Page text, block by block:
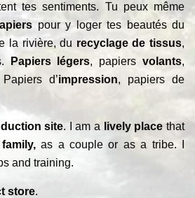
tes sentiments. Tu peux même
pour y loger tes beautés du
la rivière, du recyclage de tissus,
Papiers légers, papiersvolants,
d’impression, papiers de
site. I am a lively place that
as a couple or as a tribe. I
and training.
store.